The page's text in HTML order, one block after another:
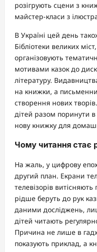
розігрують сцени з
майстер-класи з
В Україні цей день
Бібліотеки великих
організовують
мотивами казок до
літературу.
на книжки, а
створення нових
дітей разом поринути
нову книжку для
Чому читання стає
На жаль, у цифрову
другий план. Екрани
телевізорів витісняють
рідше беруть до рук
даними досліджень,
дітей читають
Причина не лише в
показують приклад, а